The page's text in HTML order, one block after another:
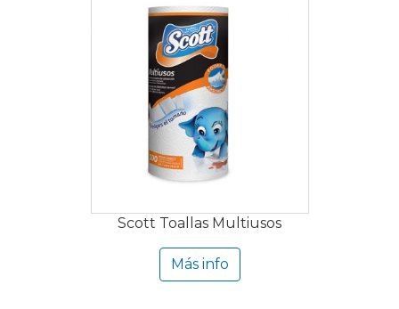
Scott Toallas Multiusos
Más info